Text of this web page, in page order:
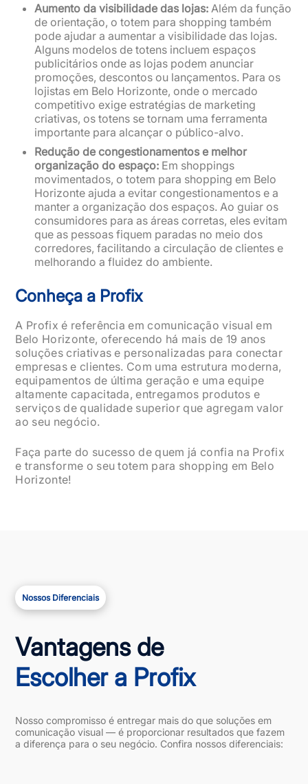
Aumento da visibilidade das lojas: Além da função
de orientação, o totem para shopping também
pode ajudar a aumentar a visibilidade das lojas.
Alguns modelos de totens incluem espaços
publicitários onde as lojas podem anunciar
promoções, descontos ou lançamentos. Para os
lojistas em Belo Horizonte, onde o mercado
competitivo exige estratégias de marketing
criativas, os totens se tornam uma ferramenta
importante para alcançar o público-alvo.
Redução de congestionamentos e melhor
organização do espaço: Em shoppings
movimentados, o totem para shopping em Belo
Horizonte ajuda a evitar congestionamentos e a
manter a organização dos espaços. Ao guiar os
consumidores para as áreas corretas, eles evitam
que as pessoas fiquem paradas no meio dos
corredores, facilitando a circulação de clientes e
melhorando a fluidez do ambiente.
Conheça a Profix
A Profix é referência em comunicação visual em
Belo Horizonte, oferecendo há mais de 19 anos
soluções criativas e personalizadas para conectar
empresas e clientes. Com uma estrutura moderna,
equipamentos de última geração e uma equipe
altamente capacitada, entregamos produtos e
serviços de qualidade superior que agregam valor
ao seu negócio.
Faça parte do sucesso de quem já confia na Profix
e transforme o seu totem para shopping em Belo
Horizonte!
Nossos Diferenciais
Vantagens de
Escolher a Profix
Nosso compromisso é entregar mais do que soluções em
comunicação visual — é proporcionar resultados que fazem
a diferença para o seu negócio. Confira nossos diferenciais: